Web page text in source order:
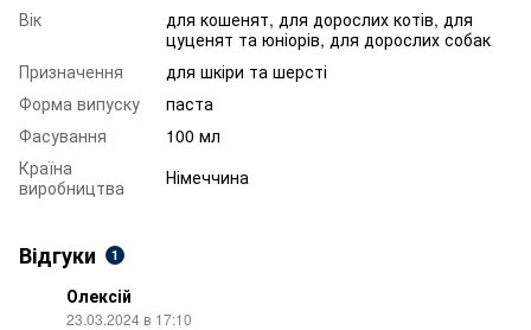
Вік
для кошенят, для дорослих котів, для
цуценят та юніорів, для дорослих собак
Призначення
для шкіри та шерсті
Форма випуску
паста
Фасування
100 мл
Країна
виробництва
Німеччина
Відгуки 1
Олексій
23.03.2024 в 17:10